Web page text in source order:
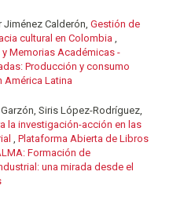
Calderón, Gestión de
cultural en Colombia ,
Memorias Académicas -
Producción y consumo
América Latina
Siris López-Rodríguez,
la investigación-acción en las
, Plataforma Abierta de Libros
Formación de
una mirada desde el